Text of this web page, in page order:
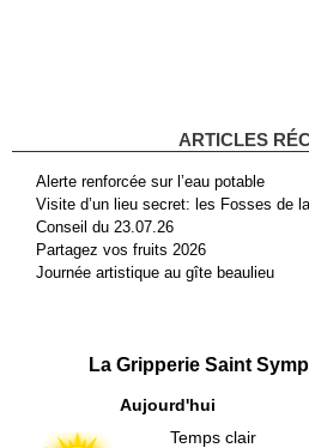
ARTICLES
Alerte renforcée sur l’eau potable
Visite d’un lieu secret: les Fosses de
Conseil du 23.07.26
Partagez vos fruits 2026
Journée artistique au gîte beaulieu
La Gripperie Saint
Aujourd'hui
Temps clair